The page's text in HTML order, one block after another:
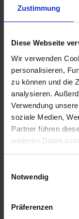
Zustimmung
Diese Webseite
Wir verwenden
personalisieren,
zu können und die
analysieren.
Verwendung
soziale Medien,
Partner führen
weiteren Daten
haben oder die sie
Cookies, wenn Sie
Notwendig
Präferenzen
unsere
erhebliche
Neukauf
.
entschieden,
Hardware in
– eine
gewöhnliches
Unsere Re-
Maßstäbe in
Beste: Alle